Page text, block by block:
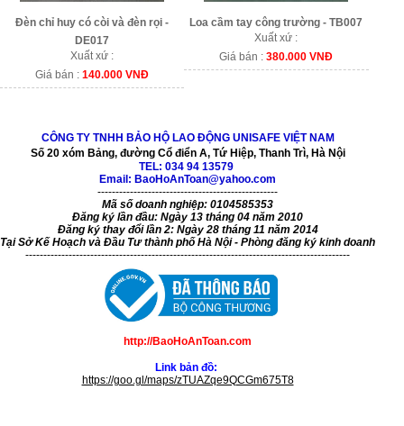
Đèn chỉ huy có còi và đèn rọi -
DE017
Xuất xứ :
Giá bán :140.000 VNĐ
Loa cầm tay công trường - TB007
Xuất xứ :
Giá bán :380.000 VNĐ
CÔNG TY TNHH BẢO HỘ LAO ĐỘNG UNISAFE VIỆT NAM
Số 20 xóm Bảng, đường Cổ điển A, Tứ Hiệp, Thanh Trì, Hà Nội
TEL: 034 94 13579
Email: BaoHoAnToan@yahoo.com
--------------------------------------------------
Mã số doanh nghiệp: 0104585353
Đăng ký lần đầu: Ngày 13 tháng 04 năm 2010
Đăng ký thay đổi lần 2: Ngày 28 tháng 11 năm 2014
Tại Sở Kế Hoạch và Đầu Tư thành phố Hà Nội - Phòng đăng ký kinh doanh
------------------------------------------------------------------------------------------
http://BaoHoAnToan.com
Link bản đồ:
https://goo.gl/maps/zTUAZqe9QCGm675T8